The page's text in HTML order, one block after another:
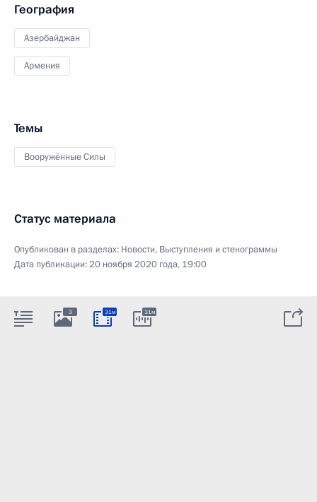
География
Азербайджан
Армения
Темы
Вооружённые Силы
Статус материала
Опубликован в разделах: Новости, Выступления и стенограммы
Дата публикации:20 ноября 2020 года, 19:00
3 31м 31м